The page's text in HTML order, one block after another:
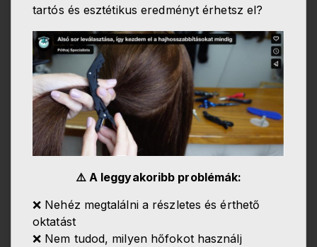
tartós és esztétikus eredményt érhetsz el?
⚠️ A leggyakoribb problémák:
❌ Nehéz megtalálni a részletes és érthető
oktatást
❌ Nem tudod, milyen hőfokot használj